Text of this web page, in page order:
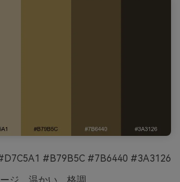
#B79B5C #7B6440 #3A3126
ジ、温かい、格調